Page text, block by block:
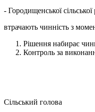
- Городищенської
втрачають чинність з
Рішення набирає
Контроль за
Сільський